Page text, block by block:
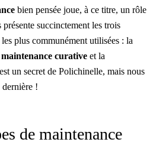
bien pensée joue, à ce titre, un rôle
succinctement les trois
plus communément utilisées : la
maintenance curative et la
un secret de Polichinelle, mais nous
dernière !
de maintenance